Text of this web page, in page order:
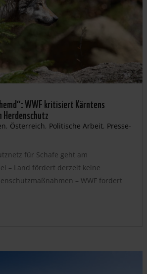
WWF kritisiert Kärntens
Herdenschutz
, Österreich, Politische Arbeit, Presse-
für Schafe geht am
– Land fördert derzeit keine
– WWF fordert